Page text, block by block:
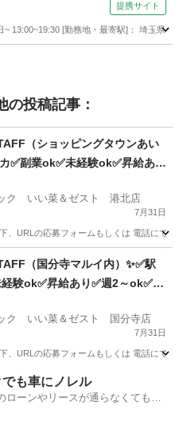
提携サイト
13:00~19:30 [勤務地・最寄駅]： 埼玉県
の投稿記事：
（ショッピングタウンあい
✅副業ok✅未経験ok✅昇給あり
ok
ク いい菜＆ゼスト 港北店
7月31日
URLの応募フォームもしくは 電話にて
（国分寺マルイ内）✨✅駅
験ok✅昇給あり✅週2～ok✅扶
ク いい菜＆ゼスト 国分寺店
7月31日
URLの応募フォームもしくは 電話にて
ッフも車にノレル
ローンやリースが通らなくてもク